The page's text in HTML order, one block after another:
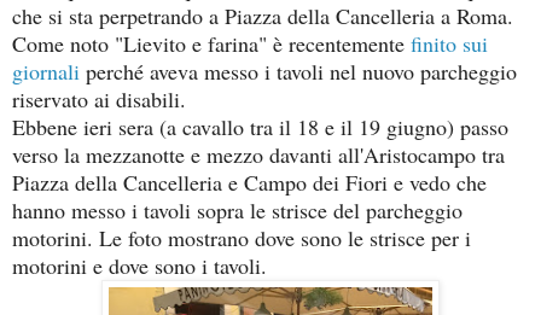
che si sta perpetrando a Piazza della Cancelleria a Roma.
Come noto "Lievito e farina" è recentemente finito sui
giornali perché aveva messo i tavoli nel nuovo parcheggio
riservato ai disabili.
Ebbene ieri sera (a cavallo tra il 18 e il 19 giugno) passo
verso la mezzanotte e mezzo davanti all'Aristocampo tra
Piazza della Cancelleria e Campo dei Fiori e vedo che
hanno messo i tavoli sopra le strisce del parcheggio
motorini. Le foto mostrano dove sono le strisce per i
motorini e dove sono i tavoli.